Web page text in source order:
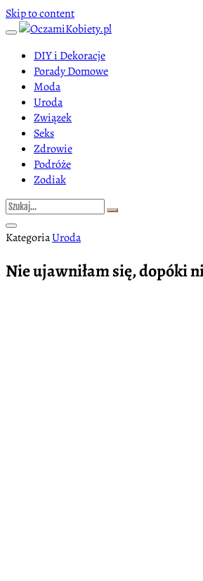
Skip to content
DIY i Dekoracje
Porady Domowe
Moda
Uroda
Związek
Seks
Zdrowie
Podróże
Zodiak
KategoriaUroda
Nie ujawniłam się, dopóki